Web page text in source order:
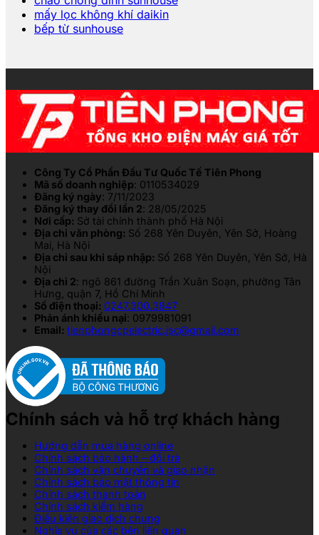
mấy lọc không khí daikin
bếp từ sunhouse
Công Ty Cổ Phần Đầu Tư Quốc Tế Tiên Phong
Mã số doanh nghiệp: 0110534029
Đăng ký ngày: 7/11/2023
Đăng ký thay đổi lần 2: 28/05/2025
Nơi cấp: Sở tài chính thành phố Hà Nội
Địa chỉ văn phòng: Số 268 Yên Duyên, Yên Sở, Hoàng
Mai, Hà Nội
Địa chỉ sau khi sáp nhập: Số 268 Yên Duyên, Yên Sở, Hà
Nội
Địa chỉ 2: ngõ 861 đường Trần Xuân Soạn, phường Tân
Hưng, quận 7, Hồ Chí Minh
Số điện thoại: 0247.300.3847
Phản ánh khiếu nại: 0979981091
Email: tienphongcpelectric.jsc@gmail.com
Chính sách và hỗ trợ khách hàng
Hướng dẫn mua hàng online
Chính sách bảo hành – đổi trả
Chính sách vận chuyển và giao nhận
Chính sách bảo mật thông tin
Chính sách thanh toán
Chính sách kiểm hàng
Điều kiện giao dịch chung
Nghĩa vụ của các bên liên quan